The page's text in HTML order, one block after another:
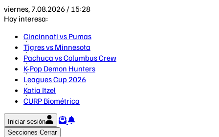
viernes, 7.08.2026 / 15:28
Hoy interesa:
Cincinnati vs Pumas
Tigres vs Minnesota
Pachuca vs Columbus Crew
K-Pop Demon Hunters
Leagues Cup 2026
Katia Itzel
CURP Biométrica
Iniciar sesión
Secciones Cerrar